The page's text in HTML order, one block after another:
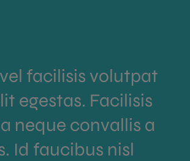
facilisis volutpat
egestas. Facilisis
neque convallis a
Id faucibus nisl